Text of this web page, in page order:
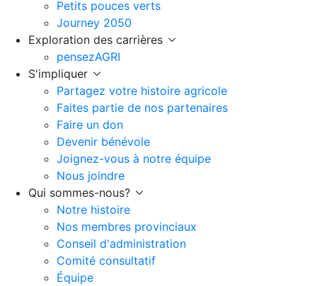
Petits pouces verts
Journey 2050
Exploration des carrières
pensezAGRI
S'impliquer
Partagez votre histoire agricole
Faites partie de nos partenaires
Faire un don
Devenir bénévole
Joignez-vous à notre équipe
Nous joindre
Qui sommes-nous?
Notre histoire
Nos membres provinciaux
Conseil d'administration
Comité consultatif
Équipe